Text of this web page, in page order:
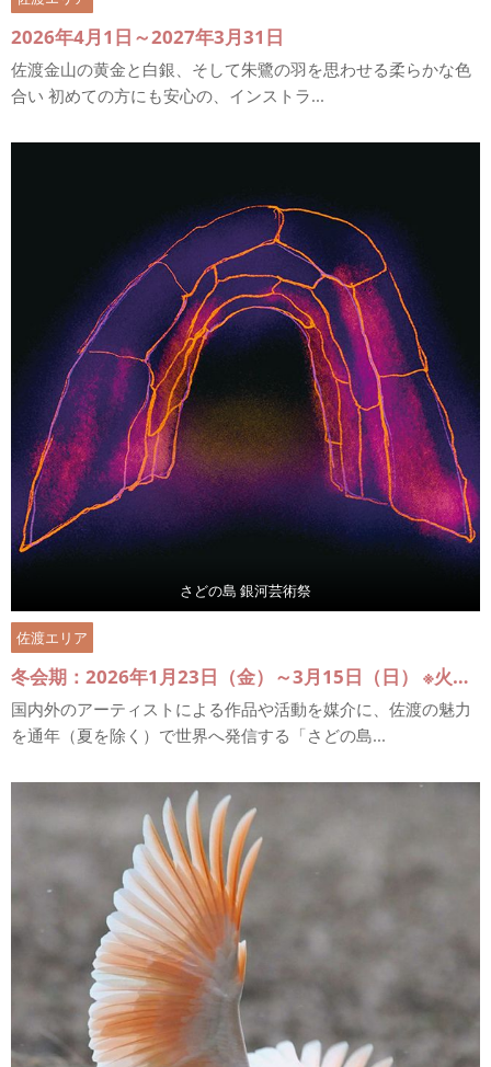
2026年4月1日～2027年3月31日
佐渡金山の黄金と白銀、そして朱鷺の羽を思わせる柔らかな色
合い 初めての方にも安心の、インストラ...
さどの島 銀河芸術祭
佐渡エリア
冬会期：2026年1月23日（金）～3月15日（日） ※火・水曜休（祝日除く）
国内外のアーティストによる作品や活動を媒介に、佐渡の魅力
を通年（夏を除く）で世界へ発信する「さどの島...